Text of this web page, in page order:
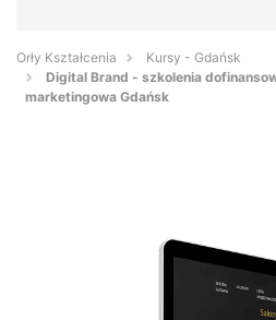
Orły Kształcenia
Kursy - Gdańsk
Digital Brand - szkolenia
marketingowa Gdańsk